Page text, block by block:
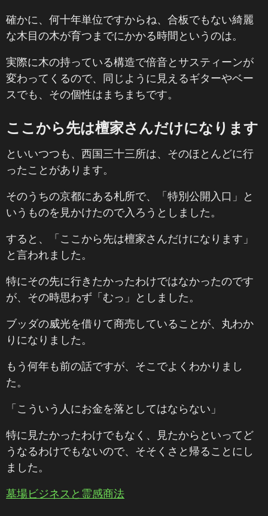
確かに、何十年単位ですからね、合板でもない綺麗
な木目の木が育つまでにかかる時間というのは。
実際に木の持っている構造で倍音とサスティーンが
変わってくるので、同じように見えるギターやベー
スでも、その個性はまちまちです。
ここから先は檀家さんだけになります
といいつつも、西国三十三所は、そのほとんどに行
ったことがあります。
そのうちの京都にある札所で、「特別公開入口」と
いうものを見かけたので入ろうとしました。
すると、「ここから先は檀家さんだけになります」
と言われました。
特にその先に行きたかったわけではなかったのです
が、その時思わず「むっ」としました。
ブッダの威光を借りて商売していることが、丸わか
りになりました。
もう何年も前の話ですが、そこでよくわかりまし
た。
「こういう人にお金を落としてはならない」
特に見たかったわけでもなく、見たからといってど
うなるわけでもないので、そそくさと帰ることにし
ました。
墓場ビジネスと霊感商法